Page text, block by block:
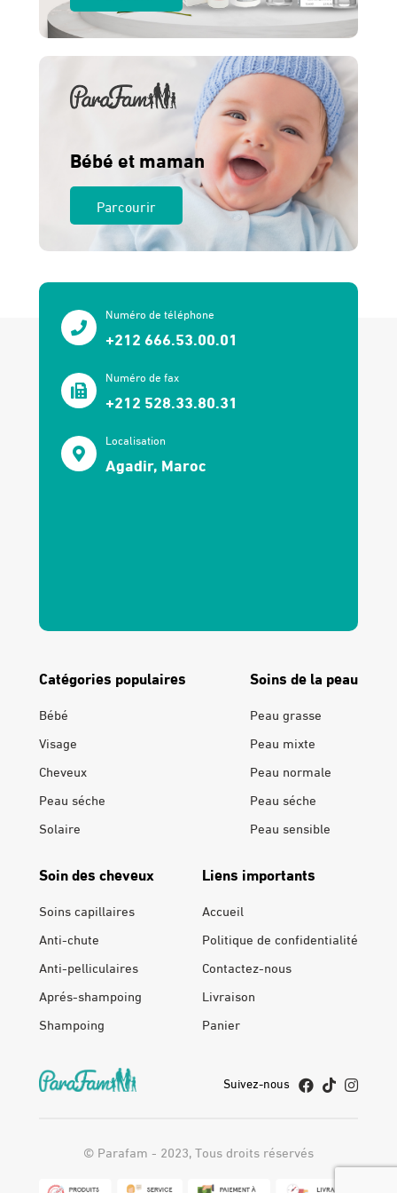
Bébé et maman
Parcourir
Numéro de téléphone
+212 666.53.00.01
Numéro de fax
+212 528.33.80.31
Localisation
Agadir, Maroc
Catégories populaires
Bébé
Visage
Cheveux
Peau séche
Solaire
Soins de la peau
Peau grasse
Peau mixte
Peau normale
Peau séche
Peau sensible
Soin des cheveux
Soins capillaires
Anti-chute
Anti-pelliculaires
Aprés-shampoing
Shampoing
Liens importants
Accueil
Politique de confidentialité
Contactez-nous
Livraison
Panier
Suivez-nous
© Parafam - 2023, Tous droits réservés